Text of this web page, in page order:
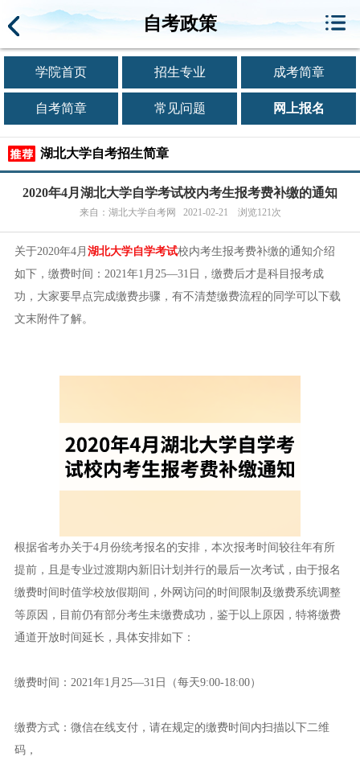
自考政策
学院首页 招生专业 成考简章
自考简章 常见问题 网上报名
湖北大学自考招生简章
2020年4月湖北大学自学考试校内考生报考费补缴的通知
来自：湖北大学自考网 2021-02-21 浏览121次
关于2020年4月 湖北大学自学考试校内考生报考费补缴的通知介绍
如下，缴费时间：2021年1月25—31日，缴费后才是科目报考成
功，大家要早点完成缴费步骤，有不清楚缴费流程的同学可以下载
文末附件了解。
根据省考办关于4月份统考报名的安排，本次报考时间较往年有所
提前，且是专业过渡期内新旧计划并行的最后一次考试，由于报名
缴费时间时值学校放假期间，外网访问的时间限制及缴费系统调整
等原因，目前仍有部分考生未缴费成功，鉴于以上原因，特将缴费
通道开放时间延长，具体安排如下：
缴费时间：2021年1月25—31日（每天9:00-18:00）
缴费方式：微信在线支付，请在规定的缴费时间内扫描以下二维
码，